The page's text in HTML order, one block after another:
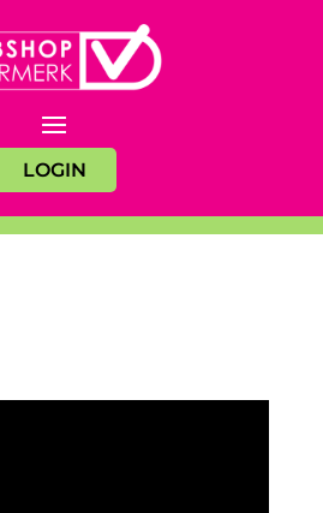
LOGIN